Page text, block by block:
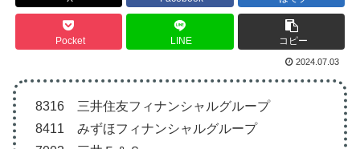
Pocket LINE コピー
2024.07.03
8316 三井住友フィナンシャルグループ
8411 みずほフィナンシャルグループ